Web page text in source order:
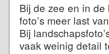
Bij de zee en in
foto’s meer last
Bij
vaak weinig detail